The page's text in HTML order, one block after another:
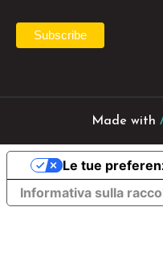
Made with
Informativa sulla
Le tue